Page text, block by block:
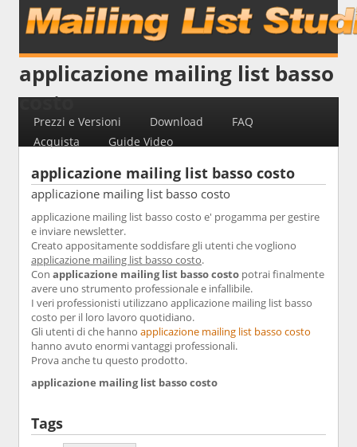
applicazione mailing list basso
costo
Prezzi e Versioni Download
FAQ
Acquista
Guide Video
applicazione mailing list basso costo
applicazione mailing list basso costo
applicazione mailing list basso costo e' progamma per gestire
e inviare newsletter.
Creato appositamente soddisfare gli utenti che vogliono
applicazione mailing list basso costo.
Con applicazione mailing list basso costo potrai finalmente
avere uno strumento professionale e infallibile.
I veri professionisti utilizzano applicazione mailing list basso
costo per il loro lavoro quotidiano.
Gli utenti di che hanno applicazione mailing list basso costo
hanno avuto enormi vantaggi professionali.
Prova anche tu questo prodotto.
applicazione mailing list basso costo
Tags